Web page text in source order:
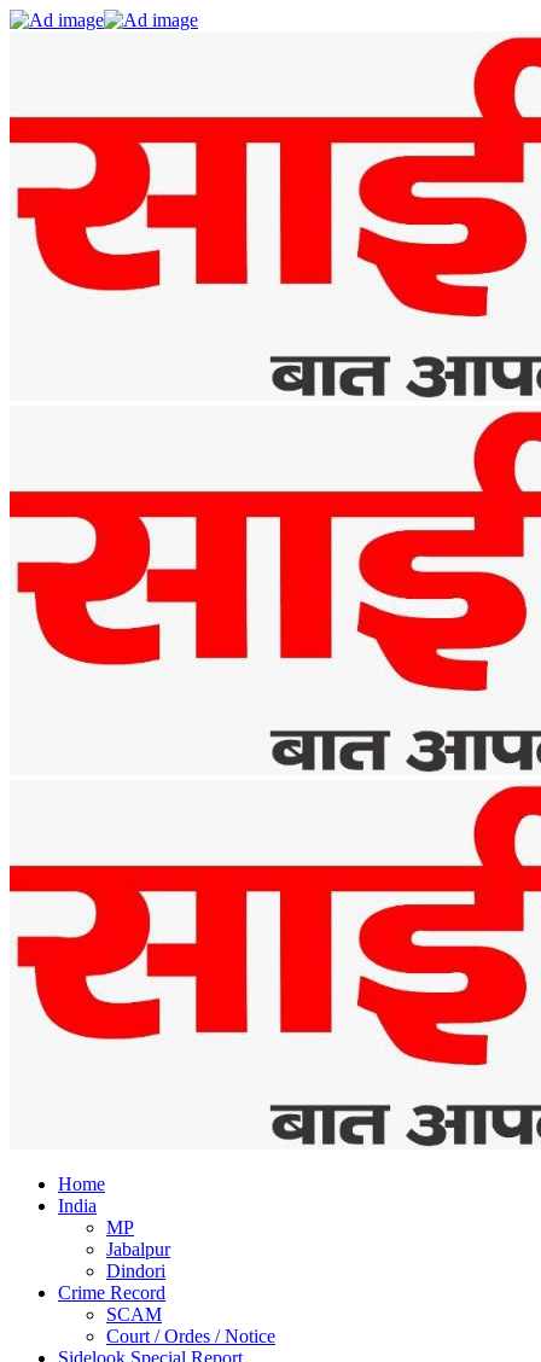
Home
India
MP
Jabalpur
Dindori
Crime Record
SCAM
Court / Ordes / Notice
Sidelook Special Report